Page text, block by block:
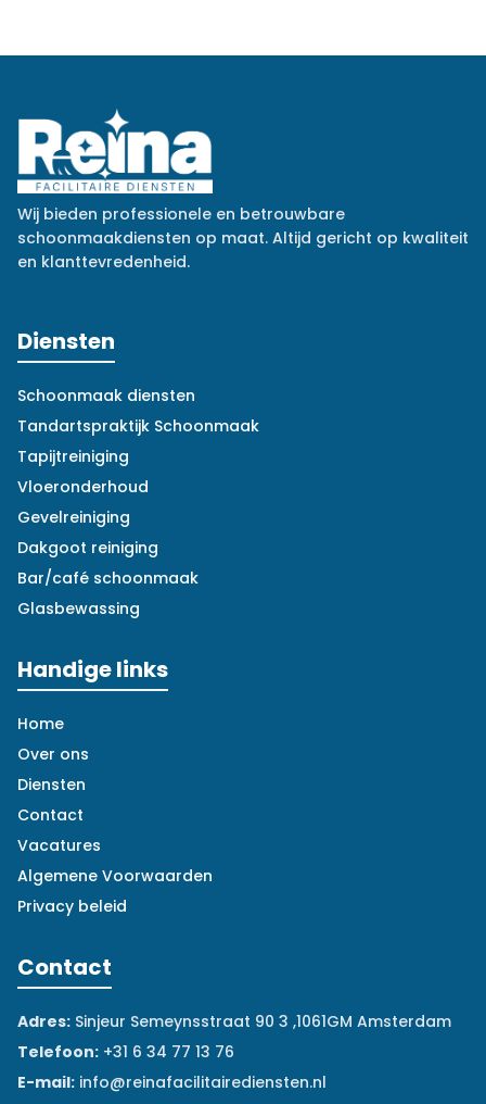
Wij bieden professionele en betrouwbare
schoonmaakdiensten op maat. Altijd gericht op kwaliteit
en klanttevredenheid.
Diensten
Schoonmaak diensten
Tandartspraktijk Schoonmaak
Tapijtreiniging
Vloeronderhoud
Gevelreiniging
Dakgoot reiniging
Bar/café schoonmaak
Glasbewassing
Handige links
Home
Over ons
Diensten
Contact
Vacatures
Algemene Voorwaarden
Privacy beleid
Contact
Adres: Sinjeur Semeynsstraat 90 3 ,1061GM Amsterdam
Telefoon: +31 6 34 77 13 76
E-mail: info@reinafacilitairediensten.nl